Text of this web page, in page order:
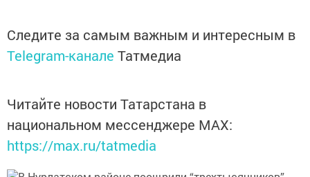
Следите за самым важным и интересным в
Telegram-канале Татмедиа
Читайте новости Татарстана в
национальном мессенджере MАХ:
https://max.ru/tatmedia